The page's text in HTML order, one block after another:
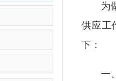
为
供应工
下：
一